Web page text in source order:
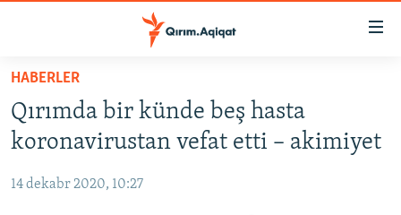
Esas
qaytmaq
Baş
qaytmaq
HABERLER
SİYASET
CEMİYET
HABERLER
Qırımda bir künde beş hasta
koronavirustan vefat etti – akimiyet
14 dekabr 2020, 10:27